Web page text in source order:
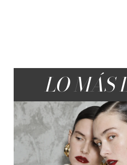
LO MÁS